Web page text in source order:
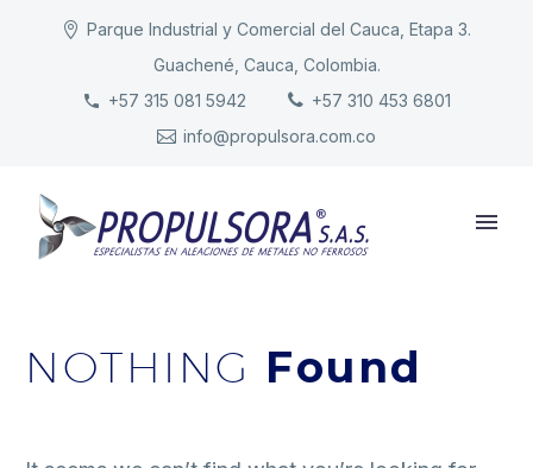
Parque Industrial y Comercial del Cauca, Etapa 3.
Guachené, Cauca, Colombia.
+57 315 081 5942
+57 310 453 6801
info@propulsora.com.co
INICIO
PRODUCTOS
NOTHING Found